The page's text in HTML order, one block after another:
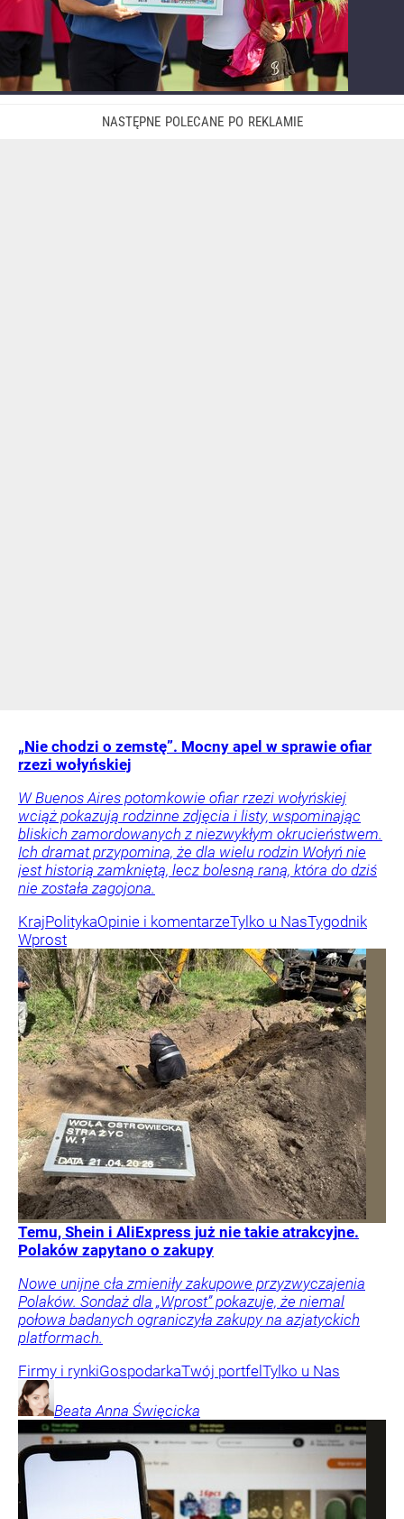
„Nie chodzi o zemstę”. Mocny apel w sprawie ofiar
rzezi wołyńskiej
W Buenos Aires potomkowie ofiar rzezi wołyńskiej
wciąż pokazują rodzinne zdjęcia i listy, wspominając
bliskich zamordowanych z niezwykłym okrucieństwem.
Ich dramat przypomina, że dla wielu rodzin Wołyń nie
jest historią zamkniętą, lecz bolesną raną, która do dziś
nie została zagojona.
KrajPolitykaOpinie i komentarzeTylko u NasTygodnik
Wprost
Temu, Shein i AliExpress już nie takie atrakcyjne.
Polaków zapytano o zakupy
Nowe unijne cła zmieniły zakupowe przyzwyczajenia
Polaków. Sondaż dla „Wprost” pokazuje, że niemal
połowa badanych ograniczyła zakupy na azjatyckich
platformach.
Firmy i rynkiGospodarkaTwój portfelTylko u Nas
Beata Anna Święcicka